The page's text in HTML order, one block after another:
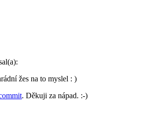
žes na to myslel : )
. Děkuji za nápad. :-)